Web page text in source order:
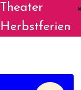
Theater
Herbstferien